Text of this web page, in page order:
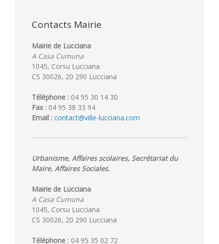
Contacts Mairie
Mairie de Lucciana
A Casa Cumuna
1045, Corsu Lucciana
CS 30026, 20 290 Lucciana
Téléphone : 04 95 30 14 30
Fax : 04 95 38 33 94
Email : contact@ville-lucciana.com
Urbanisme, Affaires scolaires, Secrétariat du
Maire, Affaires Sociales.
Mairie de Lucciana
A Casa Cumuna
1045, Corsu Lucciana
CS 30026, 20 290 Lucciana
Téléphone : 04 95 35 02 72